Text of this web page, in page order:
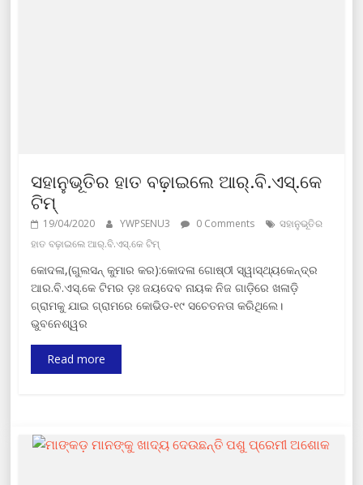
ସହାନୁଭୂତିର ହାତ ବଢ଼ାଇଲେ ଆର୍.ବି.ଏସ୍.କେ
ଟିମ୍
19/04/2020 YWPSENU3 0 Comments
ସହାନୁଭୂତିର
ହାତ ବଢ଼ାଇଲେ ଆର୍.ବି.ଏସ୍.କେ ଟିମ୍
କୋଦଳା,(ଗୁଲସନ୍ କୁମାର କର):କୋଦଳା ଗୋଷ୍ଠୀ ସ୍ୱାସ୍ଥ୍ୟକେନ୍ଦ୍ର
ଆର.ବି.ଏସ୍.କେ ଟିମର ଡ଼ଃ ଜୟଦେବ ନାୟକ ନିଜ ଗାଡ଼ିରେ ଖଳାଡ଼ି
ଗ୍ରାମକୁ ଯାଇ ଗ୍ରାମରେ କୋଭିଡ-୧୯ ସଚେତନତା କରିଥିଲେ।
ଭୁବନେଶ୍ୱର
Read more